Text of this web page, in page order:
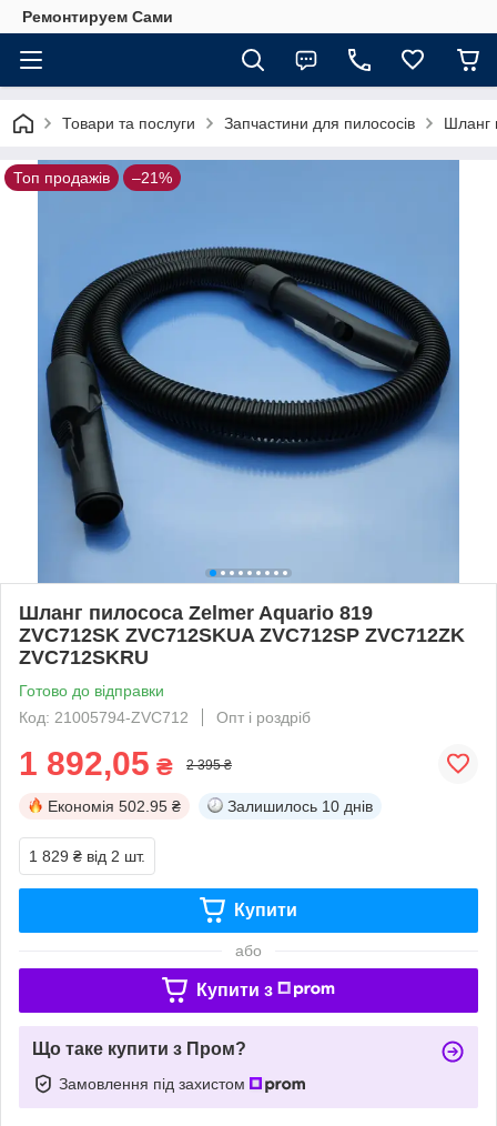
Ремонтируем Сами
Товари та послуги Запчастини для пилососів Шланг
Топ продажів –21%
Шланг пилососа Zelmer Aquario 819
ZVC712SK ZVC712SKUA ZVC712SP ZVC712ZK
ZVC712SKRU
Готово до відправки
Код: 21005794-ZVC712
Опт і роздріб
1 892,05 ₴ 2 395 ₴
Економія 502.95 ₴ Залишилось 10 днів
1 829 ₴ від 2 шт.
Купити
або
Купити з
Що таке купити з Пром?
Замовлення під захистом